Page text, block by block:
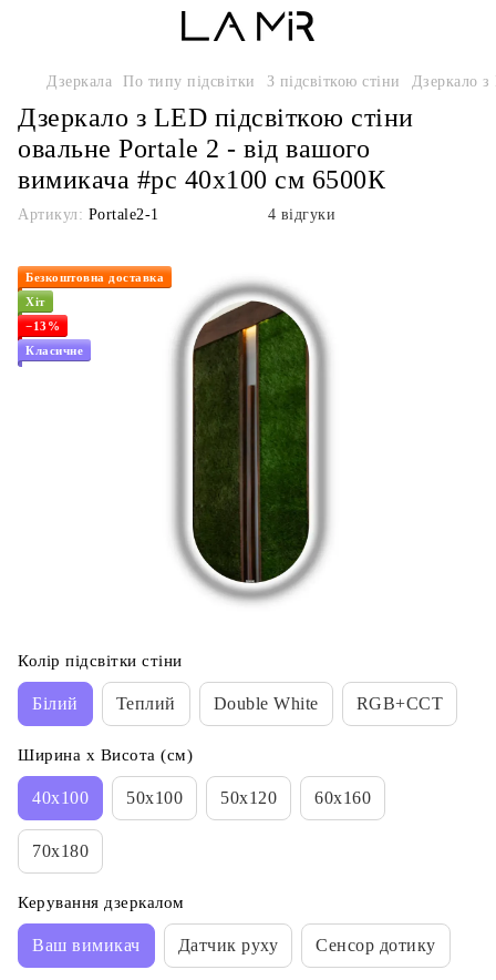
Дзеркала По типу підсвітки З підсвіткою стіни Дзеркало з
Дзеркало з LED підсвіткою стіни
овальне Portale 2 - від вашого
вимикача #pc 40x100 см 6500К
Артикул: Portale2-1 4 відгуки
Безкоштовна доставка
Хіт
−13%
Класичне
Колір підсвітки стіни
Білий Теплий Double White RGB+CCT
Ширина х Висота (см)
40x100 50x100 50x120 60x160
70x180
Керування дзеркалом
Ваш вимикач Датчик руху Сенсор дотику